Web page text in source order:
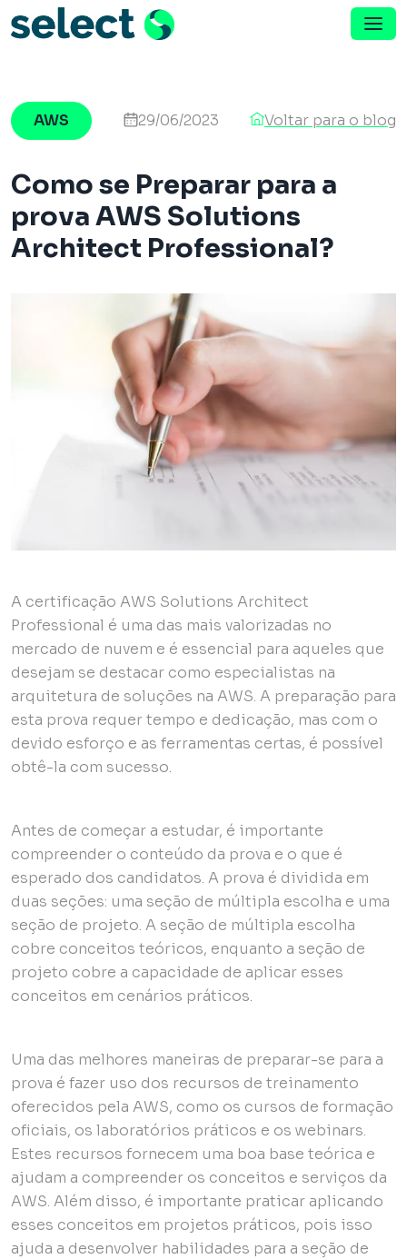
Menu de Navegação
AWS 29/06/2023 Voltar para o blog
Como se Preparar para a
prova AWS Solutions
Architect Professional?
A certificação AWS Solutions Architect
Professional é uma das mais valorizadas no
mercado de nuvem e é essencial para aqueles que
desejam se destacar como especialistas na
arquitetura de soluções na AWS. A preparação para
esta prova requer tempo e dedicação, mas com o
devido esforço e as ferramentas certas, é possível
obtê-la com sucesso.
Antes de começar a estudar, é importante
compreender o conteúdo da prova e o que é
esperado dos candidatos. A prova é dividida em
duas seções: uma seção de múltipla escolha e uma
seção de projeto. A seção de múltipla escolha
cobre conceitos teóricos, enquanto a seção de
projeto cobre a capacidade de aplicar esses
conceitos em cenários práticos.
Uma das melhores maneiras de preparar-se para a
prova é fazer uso dos recursos de treinamento
oferecidos pela AWS, como os cursos de formação
oficiais, os laboratórios práticos e os webinars.
Estes recursos fornecem uma boa base teórica e
ajudam a compreender os conceitos e serviços da
AWS. Além disso, é importante praticar aplicando
esses conceitos em projetos práticos, pois isso
ajuda a desenvolver habilidades para a seção de